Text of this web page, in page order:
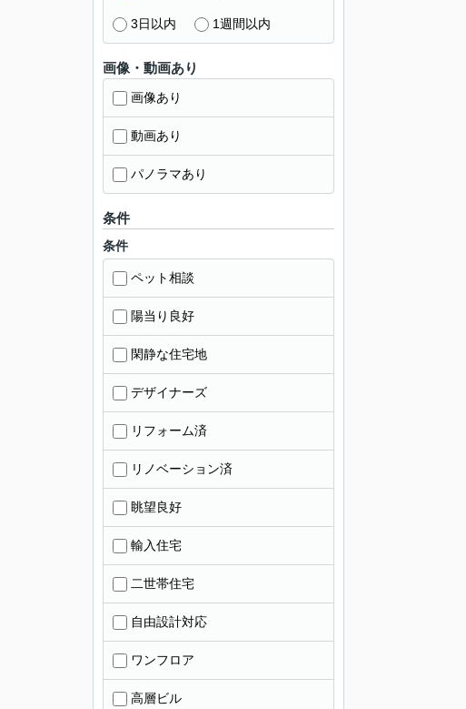
3日以内 1週間以内
画像・動画あり
画像あり
動画あり
パノラマあり
条件
条件
ペット相談
陽当り良好
閑静な住宅地
デザイナーズ
リフォーム済
リノベーション済
眺望良好
輸入住宅
二世帯住宅
自由設計対応
ワンフロア
高層ビル